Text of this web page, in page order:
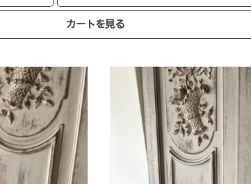
カートを見る